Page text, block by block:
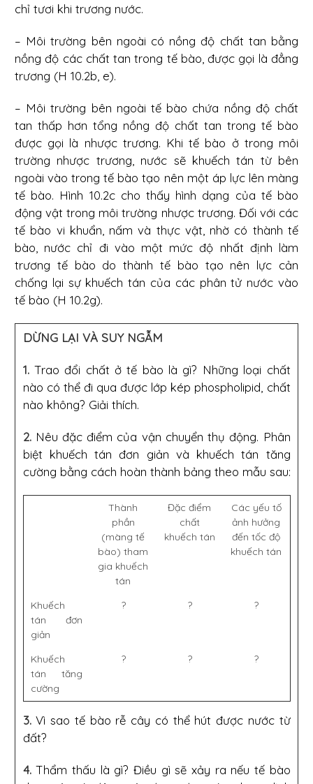
chỉ tươi khi trương nước.
– Môi trường bên ngoài có nồng độ chất tan bằng
nồng độ các chất tan trong tế bào, được gọi là đẳng
trương (H 10.2b, e).
– Môi trường bên ngoài tế bào chứa nồng độ chất
tan thấp hơn tổng nồng độ chất tan trong tế bào
được gọi là nhược trương. Khi tế bào ở trong môi
trường nhược trương, nước sẽ khuếch tán từ bên
ngoài vào trong tế bào tạo nên một áp lực lên màng
tế bào. Hình 10.2c cho thấy hình dạng của tế bào
động vật trong môi trường nhược trương. Đối với các
tế bào vi khuẩn, nấm và thực vật, nhờ có thành tế
bào, nước chỉ đi vào một mức độ nhất định làm
trương tế bào do thành tế bào tạo nên lực cản
chống lại sự khuếch tán của các phân tử nước vào
tế bào (H 10.2g).
DỪNG LẠI VÀ SUY NGẪM
1.Trao đổi chất ở tế bào là gì? Những loại chất
nào có thể đi qua được lớp kép phospholipid, chất
nào không? Giải thích.
2. Nêu đặc điểm của vận chuyển thụ động. Phân
biệt khuếch tán đơn giản và khuếch tán tăng
cường bằng cách hoàn thành bảng theo mẫu sau:
Thành
phần
(màng tế
bào) tham
gia khuếch
tán
Đặc điểm
chất
khuếch tán
Các yếu tố
ảnh hưởng
đến tốc độ
khuếch tán
Khuếch
tán đơn
giản
? ? ?
Khuếch
tán tăng
cường
? ? ?
3.Vì sao tế bào rễ cây có thể hút được nước từ
đất?
4.Thẩm thấu là gì? Điều gì sẽ xảy ra nếu tế bào